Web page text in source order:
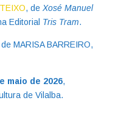
, de Xosé Manuel
Editorial Tris Tram.
MARISA BARREIRO,
maio de 2026,
de Vilalba.